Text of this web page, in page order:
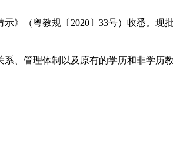
》（粤教规〔2020〕33号）收悉。现
、管理体制以及原有的学历和非学历